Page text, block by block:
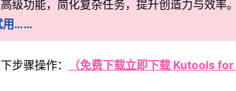
级功能，简化复杂任务，提升创造力与效率。
用……
步骤操作： （免费下载立即下载 Kutools for